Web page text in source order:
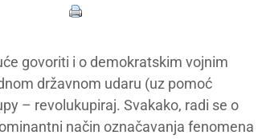
govoriti i o demokratskim vojnim
državnom udaru (uz pomoć
– revolukupiraj. Svakako, radi se o
način označavanja fenomena